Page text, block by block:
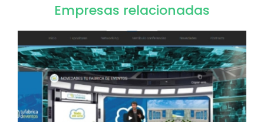
Empresas relacionadas